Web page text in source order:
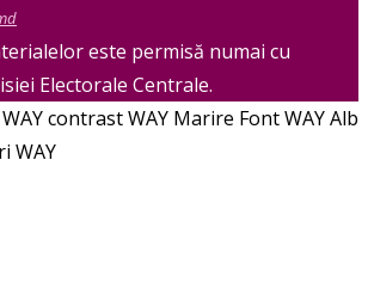
este permisă numai cu
Electorale Centrale.
contrast WAY Marire Font WAYAlb
WAY